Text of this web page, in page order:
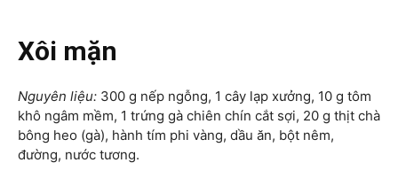
Xôi mặn
Nguyên liệu: 300 g nếp ngỗng, 1 cây lạp xưởng, 10 g tôm
khô ngâm mềm, 1 trứng gà chiên chín cắt sợi, 20 g thịt chà
bông heo (gà), hành tím phi vàng, dầu ăn, bột nêm,
đường, nước tương.